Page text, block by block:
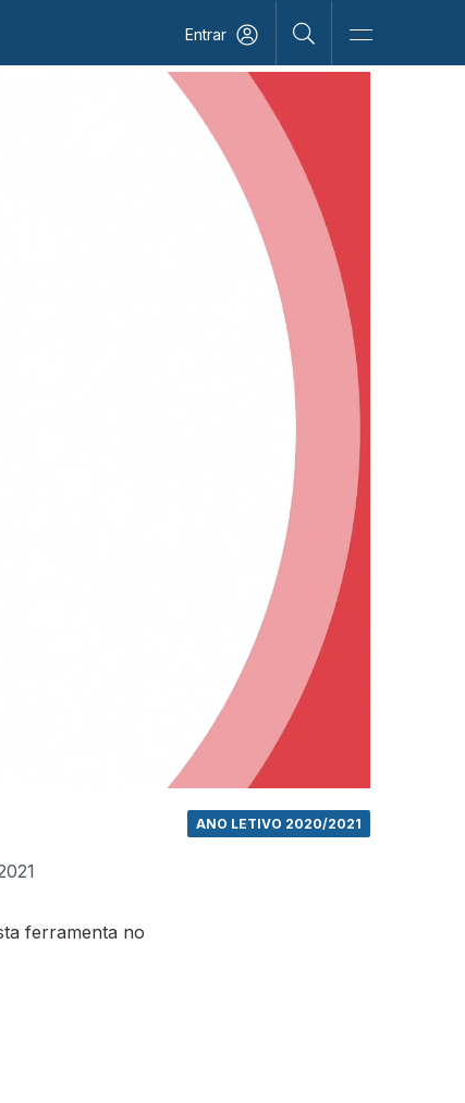
Entrar
ANO LETIVO 2020/2021
ferramenta no